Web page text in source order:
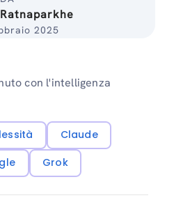
2025
con l'intelligenza
Claude
Grok